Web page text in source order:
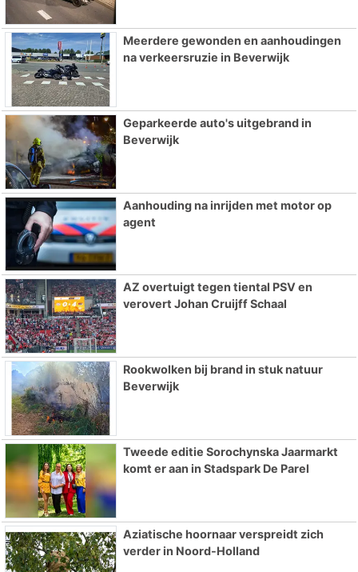
Meerdere gewonden en aanhoudingen
na verkeersruzie in Beverwijk
Geparkeerde auto's uitgebrand in
Beverwijk
Aanhouding na inrijden met motor op
agent
AZ overtuigt tegen tiental PSV en
verovert Johan Cruijff Schaal
Rookwolken bij brand in stuk natuur
Beverwijk
Tweede editie Sorochynska Jaarmarkt
komt er aan in Stadspark De Parel
Aziatische hoornaar verspreidt zich
verder in Noord-Holland